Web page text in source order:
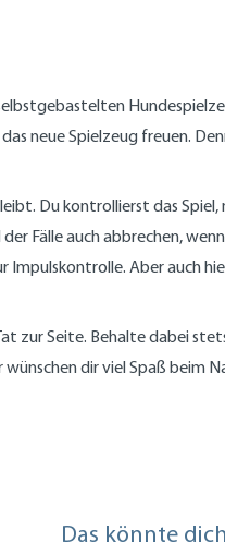
neue Spielzeug freuen.
Du kontrollierst das Spiel,
Fälle auch abbrechen,
Aber auch
zur Seite. Behalte dabei
dir viel Spaß beim
Das könnte